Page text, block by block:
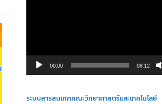
ล์
ดี
00:00 08:12
ระบบสารสนเทศคณะวิทยาศาสตร์และเทคโนโลยี